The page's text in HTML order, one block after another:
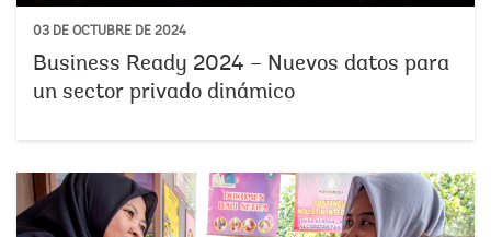
03 DE OCTUBRE DE 2024
Business Ready 2024 – Nuevos datos para
un sector privado dinámico